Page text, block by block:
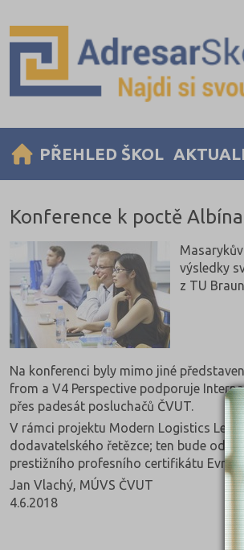
PŘEHLED ŠKOL
Konference k poctě
výsledky
z TU
Na konferenci byly mimo jiné
from a V4 Perspective podporuje
přes padesát posluchačů ČVUT.
V rámci projektu Modern Logistics
dodavatelského řetězce; ten bude od
prestižního profesního certifikátu
Jan Vlachý, MÚVS ČVUT
4.6.2018